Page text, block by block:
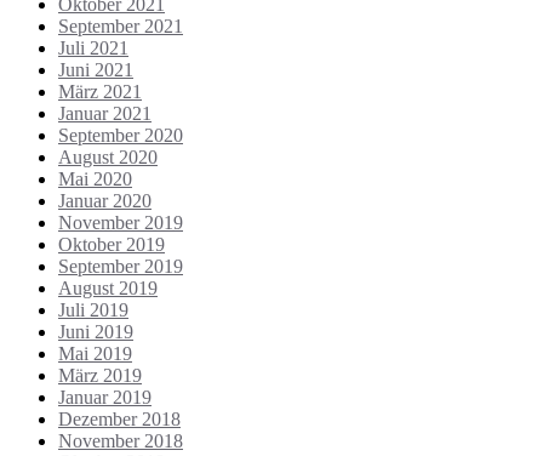
September 2021
Juli 2021
Juni 2021
März 2021
Januar 2021
September 2020
August 2020
Mai 2020
Januar 2020
November 2019
Oktober 2019
September 2019
August 2019
Juli 2019
Juni 2019
Mai 2019
März 2019
Januar 2019
Dezember 2018
November 2018